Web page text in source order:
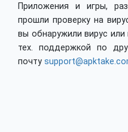
Приложения и игры,
прошли проверку на
вы обнаружили вирус
тех. поддержкой по
почту